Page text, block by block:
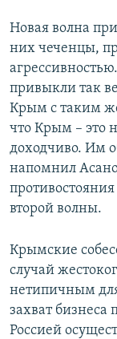
Новая волна
них чеченцы,
привыкли так
Крым с таким
что Крым – это
доходчиво. Им
напомнил
второй волны.
Крымские
случай
нетипичным
захват бизнеса
Россией